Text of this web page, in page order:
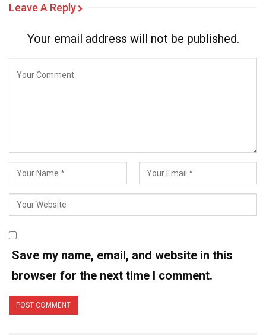
Leave A Reply
Your email address will not be published.
Save my name, email, and website in this
browser for the next time I comment.